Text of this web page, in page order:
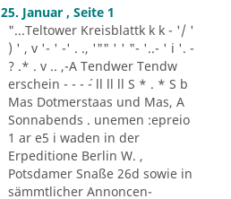
25. Januar , Seite 1
"...Teltower Kreisblattk k k - '/ '
) ' , v '- ' -' . ., '"" ' ' "- '..- ' i '. -
? .* . v .. ,-A Tendwer Tendw
erschein - - - ´- ll ll ll S * . * S b
Mas Dotmerstaas und Mas, A
Sonnabends . unemen :epreio
1 ar e5 i waden in der
Erpeditione Berlin W. ,
Potsdamer Snaße 26d sowie in
sämmtlicher Annoncen-